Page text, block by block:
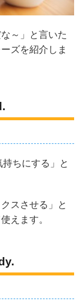
～」と言いた
ズを紹介しま
ちにする」と
スさせる」と
えます。